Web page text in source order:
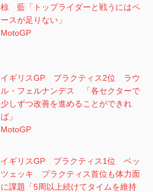
椋 藍「トップライダーと戦うにはペ
ースが足りない」
MotoGP
イギリスGP プラクティス2位 ラウ
ル・フェルナンデス 「各セクターで
少しずつ改善を進めることができれ
ば」
MotoGP
イギリスGP プラクティス1位 ベッ
ツェッキ プラクティス首位も体力面
に課題「5周以上続けてタイムを維持